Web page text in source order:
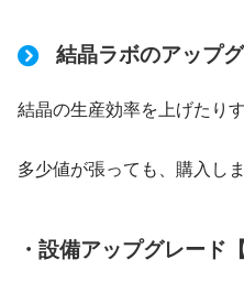
結晶ラボのアップ
結晶の生産効率を上げたり
多少値が張っても、購入しま
・設備アップグレード